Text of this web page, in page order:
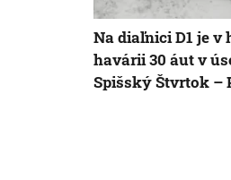
Na diaľnici D1 je v
havárii 30 áut v
Spišský Štvrtok –